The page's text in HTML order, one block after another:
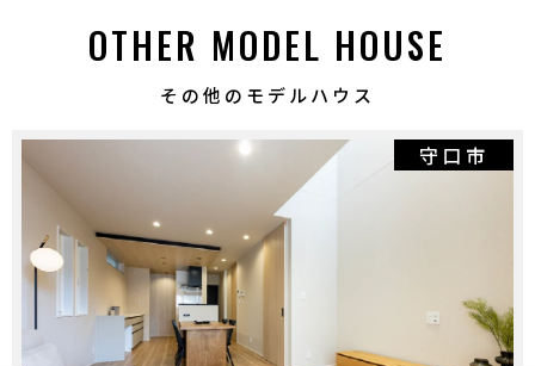
OTHER MODEL HOUSE
その他のモデルハウス
守口市